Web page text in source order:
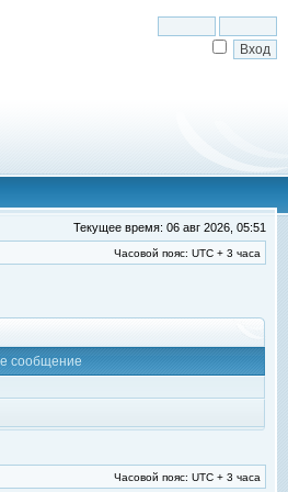
Текущее время: 06 авг 2026, 05:51
Часовой пояс: UTC + 3 часа
сообщение
Часовой пояс: UTC + 3 часа